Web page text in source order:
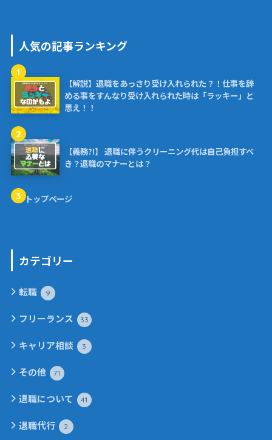
人気の記事ランキング
1
【解説】退職をあっさり受け入れられた？！仕事を辞
める事をすんなり受け入れられた時は「ラッキー」と
思え！！
2
【義務?!】 退職に伴うクリーニング代は自己負担すべ
き？退職のマナーとは？
3 トップページ
カテゴリー
転職 9
フリーランス 33
キャリア相談 3
その他 71
退職について 41
退職代行 2